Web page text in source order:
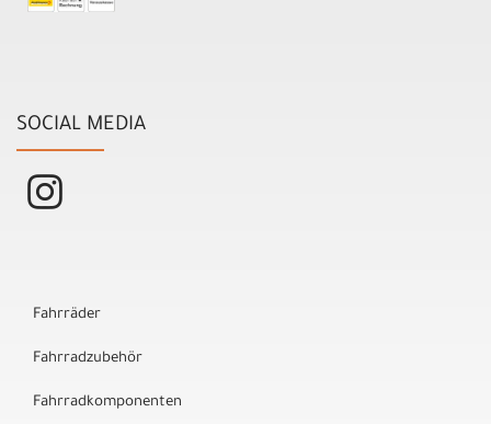
SOCIAL MEDIA
Fahrräder
Fahrradzubehör
Fahrradkomponenten